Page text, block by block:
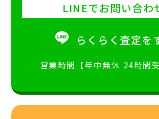
LINEでお問い合わ
らくらく査定を
営業時間【年中無休 24時間受